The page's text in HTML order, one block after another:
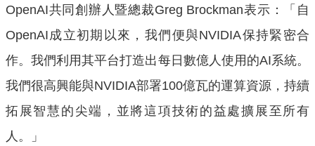
OpenAI共同創辦人暨總裁Greg Brockman表示：「自
OpenAI成立初期以來，我們便與NVIDIA保持緊密合
作。我們利用其平台打造出每日數億人使用的AI系統。
我們很高興能與NVIDIA部署100億瓦的運算資源，持續
拓展智慧的尖端，並將這項技術的益處擴展至所有
人。」